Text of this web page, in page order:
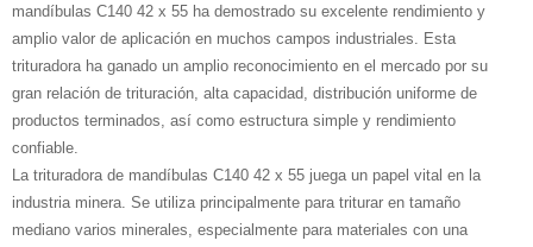
mandíbulas C140 42 x 55 ha demostrado su excelente rendimiento y
amplio valor de aplicación en muchos campos industriales. Esta
trituradora ha ganado un amplio reconocimiento en el mercado por su
gran relación de trituración, alta capacidad, distribución uniforme de
productos terminados, así como estructura simple y rendimiento
confiable.
La trituradora de mandíbulas C140 42 x 55 juega un papel vital en la
industria minera. Se utiliza principalmente para triturar en tamaño
mediano varios minerales, especialmente para materiales con una